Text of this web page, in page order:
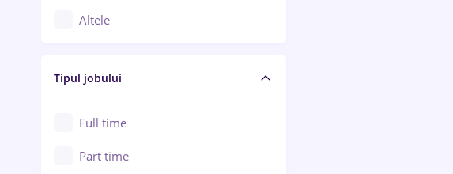
Arad
Baia Mare
Altele
Asigurări
Au pair / Babysitter / Curățenie
Audit / Consultanță
Tipul jobului
Full time
Part time